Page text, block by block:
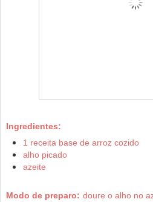
Ingredientes:
1 receita base de arroz cozido
alho picado
azeite
Modo de preparo: doure o alho no